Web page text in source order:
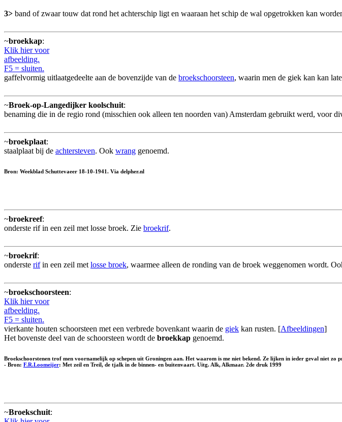
3> band of zwaar touw dat rond het achterschip ligt en waaraan het schip de wal opgetrokken kan
~broekkap:
Klik hier voor
afbeelding.
F5 = sluiten.
gaffelvormig uitlaatgedeelte aan de bovenzijde van de broekschoorsteen, waarin men de giek kan kan
~Broek-op-Langedijker koolschuit:
benaming die in de regio rond (misschien ook alleen ten noorden van) Amsterdam gebruikt werd, voor
~broekplaat:
staalplaat bij de achtersteven. Ook wrang genoemd.
Bron: Weekblad Schuttevaeer 18-10-1941. Via delpher.nl
~broekreef:
onderste rif in een zeil met losse broek. Zie broekrif.
~broekrif:
onderste rifin een zeil met losse broek, waarmee alleen de ronding van de broek weggenomen wordt.
~broekschoorsteen:
Klik hier voor
afbeelding.
F5 = sluiten.
vierkante houten schoorsteen met een verbrede bovenkant waarin de giek kan rusten. [Afbeeldingen]
Het bovenste deel van de schoorsteen wordt de broekkap genoemd.
Broekschoorstenen trof men voornamelijk op schepen uit Groningen aan. Het waarom is me niet bekend. Ze lijken in ieder geval niet zo
- Bron: F.R.Loomeijer: Met zeil en Treil, de tjalk in de binnen- en buitenvaart. Uitg. Alk, Alkmaar. 2de druk 1999
~Broekschuit: